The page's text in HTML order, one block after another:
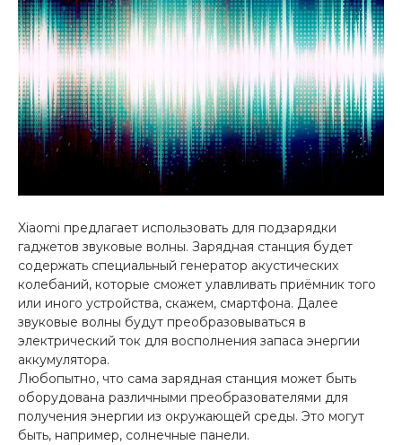
Получайте товар
выбранный способом
Оставшиеся75% будут
списыватьсяс вашей карты
25 %каждые 2 недели
Подробнее
об оплате Плайтом
раз в 2
недели
8 800 302-02-51
plait.ru
Xiaomi предлагает использовать для подзарядки
гаджетов звуковые волны. Зарядная станция будет
содержать специальный генератор акустических
колебаний, которые сможет улавливать приёмник того
или иного устройства, скажем, смартфона. Далее
звуковые волны будут преобразовываться в
электрический ток для восполнения запаса энергии
аккумулятора.
Любопытно, что сама зарядная станция может быть
оборудована различными преобразователями для
получения энергии из окружающей среды. Это могут
быть, например, солнечные панели.